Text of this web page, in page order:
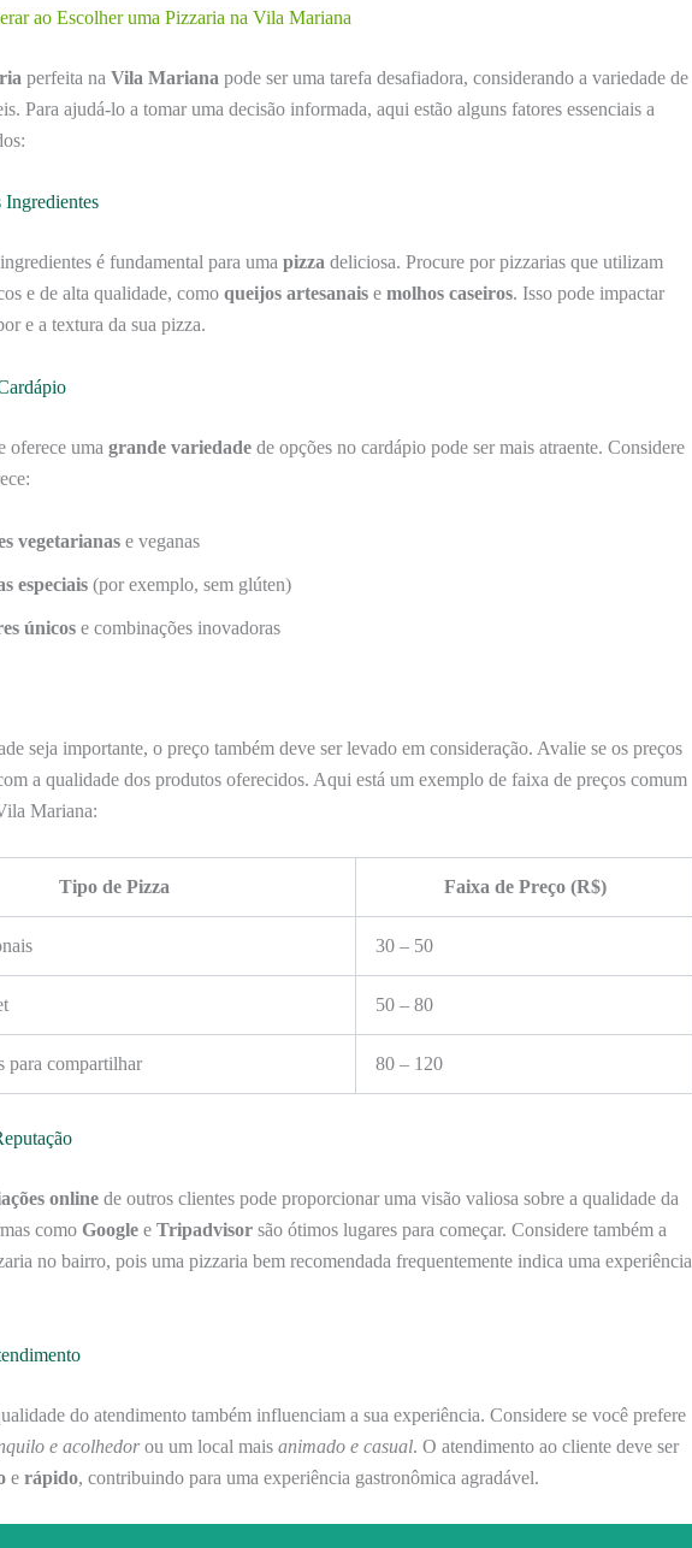
ao Escolher uma Pizzaria na Vila Mariana
perfeita na Vila Mariana pode ser uma tarefa desafiadora, considerando a variedade de
Para ajudá-lo a tomar uma decisão informada, aqui estão alguns fatores essenciais a
Ingredientes
é fundamental para uma pizza deliciosa. Procure por pizzarias que utilizam
e de alta qualidade, como queijos artesanais e molhos caseiros. Isso pode impactar
e a textura da sua pizza.
oferece uma grande variedade de opções no cardápio pode ser mais atraente. Considere
vegetarianas e veganas
especiais (por exemplo, sem glúten)
únicos e combinações inovadoras
seja importante, o preço também deve ser levado em consideração. Avalie se os preços
a qualidade dos produtos oferecidos. Aqui está um exemplo de faixa de preços comum
Mariana:
Tipo de Pizza Faixa de Preço (R$)
30 – 50
50 – 80
para compartilhar 80 – 120
online de outros clientes pode proporcionar uma visão valiosa sobre a qualidade da
como Google e Tripadvisor são ótimos lugares para começar. Considere também a
no bairro, pois uma pizzaria bem recomendada frequentemente indica uma experiência
do atendimento também influenciam a sua experiência. Considere se você prefere
e acolhedorou um local mais animado e casual. O atendimento ao cliente deve ser
e rápido, contribuindo para uma experiência gastronômica agradável.